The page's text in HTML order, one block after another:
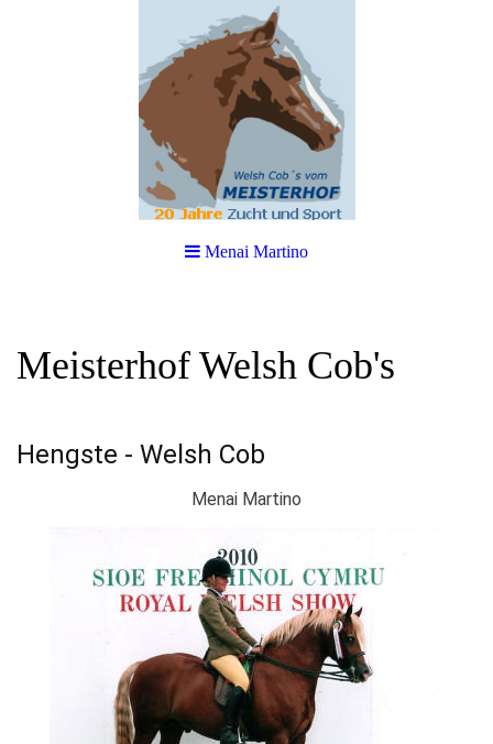
Menai Martino
Meisterhof Welsh Cob's
Hengste - Welsh Cob
Menai Martino